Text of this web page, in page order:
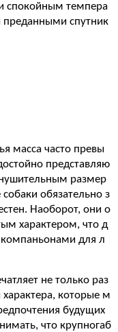
спокойным темпера
спутник
масса часто превы
представляю
размер
обязательно з
Наоборот, они о
характером, что д
для л
не только раз
которые м
будущих
что крупногаб